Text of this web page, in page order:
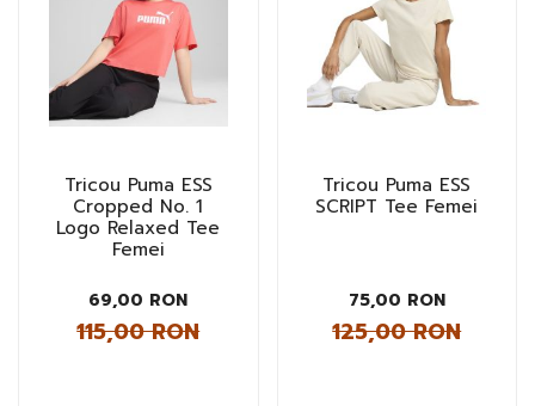
Tricou Puma ESS
Cropped No. 1
Logo Relaxed Tee
Femei
69,00 RON
115,00 RON
Tricou Puma ESS
SCRIPT Tee Femei
75,00 RON
125,00 RON